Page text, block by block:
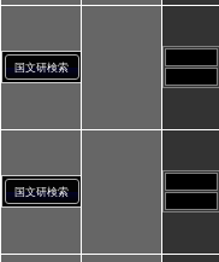
国文研検索
国文研検索